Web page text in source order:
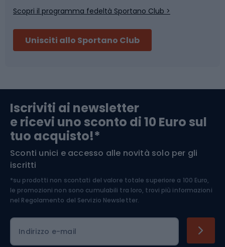
Abbigliamento da escursionismo
Componenti per biciclette
Arrampicata
Medicina dello sport
Abbigliamento ciclistico
Scopri il programma fedeltà Sportano Club >
Unisciti allo Sportano Club
Iscriviti ai newsletter
e ricevi uno sconto di 10 Euro sul
tuo acquisto!*
Sconti unici e accesso alle novità solo per gli
iscritti
*su prodotti non scontati del valore totale superiore a 100 Euro,
le promozioni non sono cumulabili tra loro, trovi più informazioni
nel Regolamento del Servizio Newsletter.
Indirizzo e-mail